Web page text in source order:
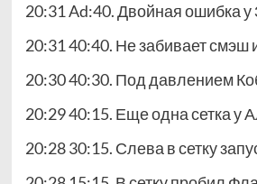
20:31 Ad:40. Двойная ошибка у
20:31 40:40. Не забивает смэш
20:30 40:30. Под давлением
20:29 40:15. Еще одна сетка у
20:28 30:15. Слева в сетку